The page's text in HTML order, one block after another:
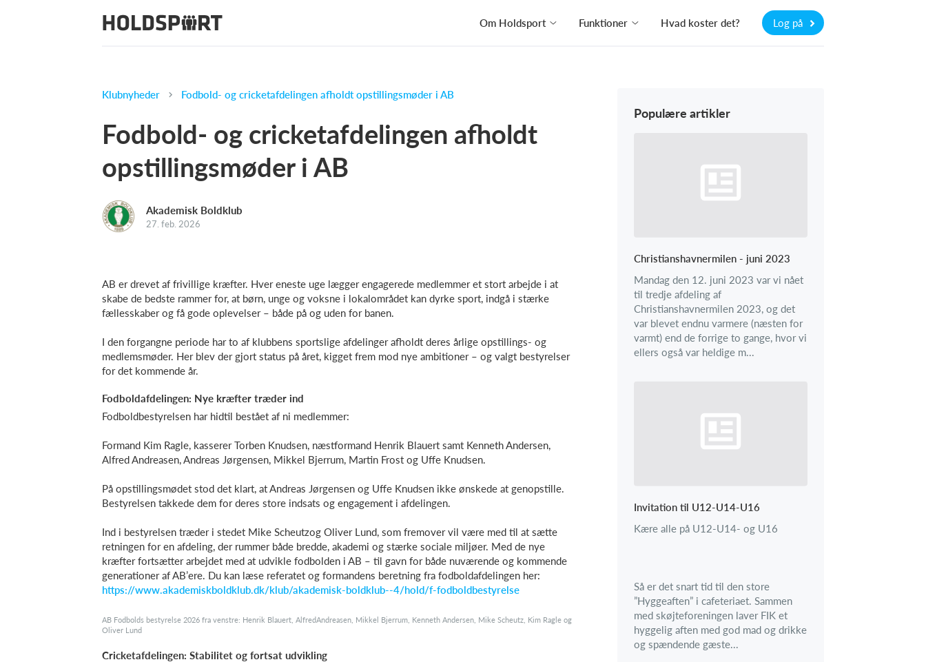
Om Holdsport Funktioner Hvad koster det? Log på
Klubnyheder Fodbold- og cricketafdelingen afholdt opstillingsmøder i AB
Fodbold- og cricketafdelingen afholdt
opstillingsmøder i AB
Akademisk Boldklub
27. feb. 2026
AB er drevet af frivillige kræfter. Hver eneste uge lægger engagerede medlemmer et stort arbejde i at
skabe de bedste rammer for, at børn, unge og voksne i lokalområdet kan dyrke sport, indgå i stærke
fællesskaber og få gode oplevelser – både på og uden for banen.
I den forgangne periode har to af klubbens sportslige afdelinger afholdt deres årlige opstillings- og
medlemsmøder. Her blev der gjort status på året, kigget frem mod nye ambitioner – og valgt bestyrelser
for det kommende år.
Fodboldafdelingen: Nye kræfter træder ind
Fodboldbestyrelsen har hidtil bestået af ni medlemmer:
Formand Kim Ragle, kasserer Torben Knudsen, næstformand Henrik Blauert samt Kenneth Andersen,
Alfred Andreasen, Andreas Jørgensen, Mikkel Bjerrum, Martin Frost og Uffe Knudsen.
På opstillingsmødet stod det klart, at Andreas Jørgensen og Uffe Knudsen ikke ønskede at genopstille.
Bestyrelsen takkede dem for deres store indsats og engagement i afdelingen.
Ind i bestyrelsen træder i stedet Mike Scheutzog Oliver Lund, som fremover vil være med til at sætte
retningen for en afdeling, der rummer både bredde, akademi og stærke sociale miljøer. Med de nye
kræfter fortsætter arbejdet med at udvikle fodbolden i AB – til gavn for både nuværende og kommende
generationer af AB’ere. Du kan læse referatet og formandens beretning fra fodboldafdelingen her:
https://www.akademiskboldklub.dk/klub/akademisk-boldklub--4/hold/f-fodboldbestyrelse
AB Fodbolds bestyrelse 2026 fra venstre: Henrik Blauert, AlfredAndreasen, Mikkel Bjerrum, Kenneth Andersen, Mike Scheutz, Kim Ragle og
Oliver Lund
Cricketafdelingen: Stabilitet og fortsat udvikling
Populære artikler
Christianshavnermilen - juni 2023
Mandag den 12. juni 2023 var vi nået
til tredje afdeling af
Christianshavnermilen 2023, og det
var blevet endnu varmere (næsten for
varmt) end de forrige to gange, hvor vi
ellers også var heldige m...
Invitation til U12-U14-U16
Kære alle på U12-U14- og U16
Så er det snart tid til den store
”Hyggeaften” i cafeteriaet. Sammen
med skøjteforeningen laver FIK et
hyggelig aften med god mad og drikke
og spændende gæste...